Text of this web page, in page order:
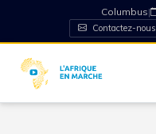
Columbus|
Contactez-nous